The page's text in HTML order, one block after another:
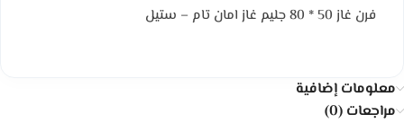
فرن غاز 50 * 80 جليم غاز امان تام – ستيل
معلومات إضافية
مراجعات (0)